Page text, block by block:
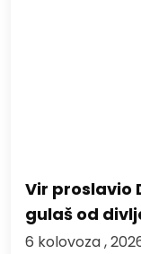
Vir proslavio
gulaš od
6 kolovoza ,